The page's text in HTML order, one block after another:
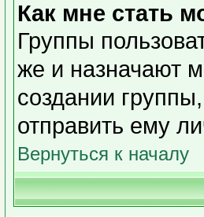
Как мне стать
Группы
же и назначают
создании
отправить ему
Вернуться к началу